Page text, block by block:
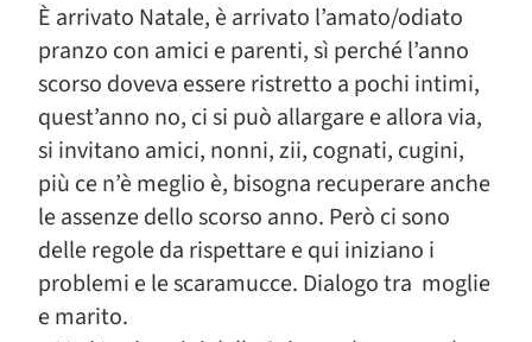
È arrivato Natale, è arrivato l’amato/odiato
pranzo con amici e parenti, sì perché l’anno
scorso doveva essere ristretto a pochi intimi,
quest’anno no, ci si può allargare e allora via,
si invitano amici, nonni, zii, cognati, cugini,
più ce n’è meglio è, bisogna recuperare anche
le assenze dello scorso anno. Però ci sono
delle regole da rispettare e qui iniziano i
problemi e le scaramucce. Dialogo tra moglie
e marito.